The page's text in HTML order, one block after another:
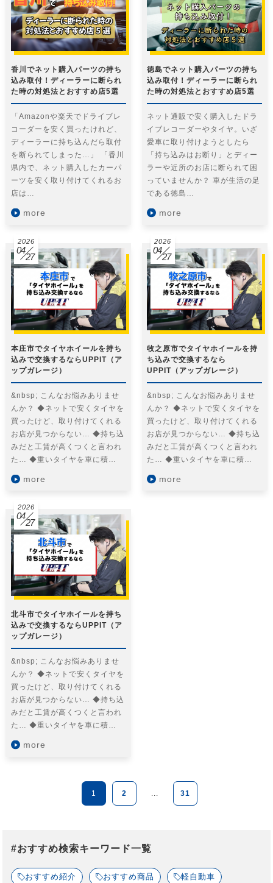
香川でネット購入パーツの持ち
込み取付！ディーラーに断られ
た時の対処法とおすすめ店5選
「Amazonや楽天でドライブレ
コーダーを安く買ったけれど、
ディーラーに持ち込んだら取付
を断られてしまった…」 「香川
県内で、ネット購入したカーパ
ーツを安く取り付けてくれるお
店は…
more
徳島でネット購入パーツの持ち
込み取付！ディーラーに断られ
た時の対処法とおすすめ店5選
ネット通販で安く購入したドラ
イブレコーダーやタイヤ。いざ
愛車に取り付けようとしたら
「持ち込みはお断り」とディー
ラーや近所のお店に断られて困
っていませんか？ 車が生活の足
である徳島…
more
2026
04
27
本庄市でタイヤホイールを持ち
込みで交換するならUPPIT（ア
ップガレージ）
&nbsp; こんなお悩みありませ
んか？ ◆ネットで安くタイヤを
買ったけど、取り付けてくれる
お店が見つからない… ◆持ち込
みだと工賃が高くつくと言われ
た… ◆重いタイヤを車に積…
more
2026
04
27
牧之原市でタイヤホイールを持
ち込みで交換するなら
UPPIT（アップガレージ）
&nbsp; こんなお悩みありませ
んか？ ◆ネットで安くタイヤを
買ったけど、取り付けてくれる
お店が見つからない… ◆持ち込
みだと工賃が高くつくと言われ
た… ◆重いタイヤを車に積…
more
2026
04
27
北斗市でタイヤホイールを持ち
込みで交換するならUPPIT（ア
ップガレージ）
&nbsp; こんなお悩みありませ
んか？ ◆ネットで安くタイヤを
買ったけど、取り付けてくれる
お店が見つからない… ◆持ち込
みだと工賃が高くつくと言われ
た… ◆重いタイヤを車に積…
more
1 2 31
#おすすめ検索キーワード一覧
おすすめ紹介 おすすめ商品 軽自動車